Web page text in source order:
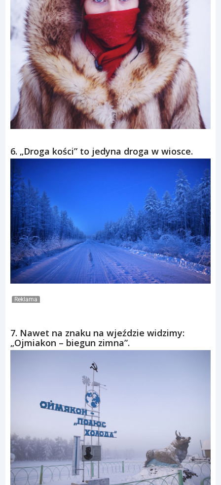
6. „Droga kości” to jedyna droga w wiosce.
Reklama
7. Nawet na znaku na wjeździe widzimy:
„Ojmiakon – biegun zimna”.